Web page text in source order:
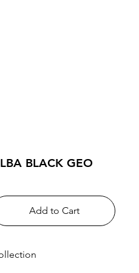
BLACK GEO
Add to Cart